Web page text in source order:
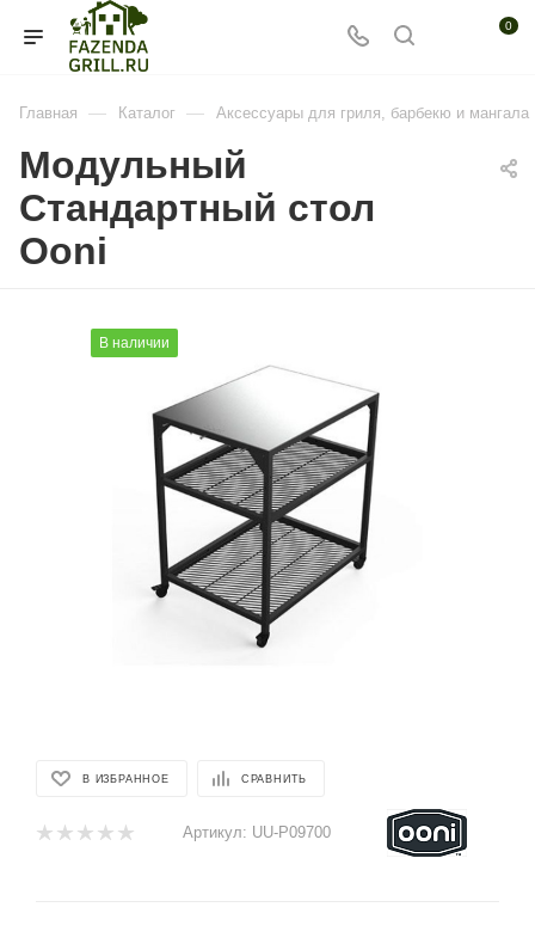
0
Главная — Каталог — Аксессуары для гриля, барбекю и мангала
Модульный
Стандартный стол
Ooni
В наличии
В ИЗБРАННОЕ СРАВНИТЬ
Артикул: UU-P09700